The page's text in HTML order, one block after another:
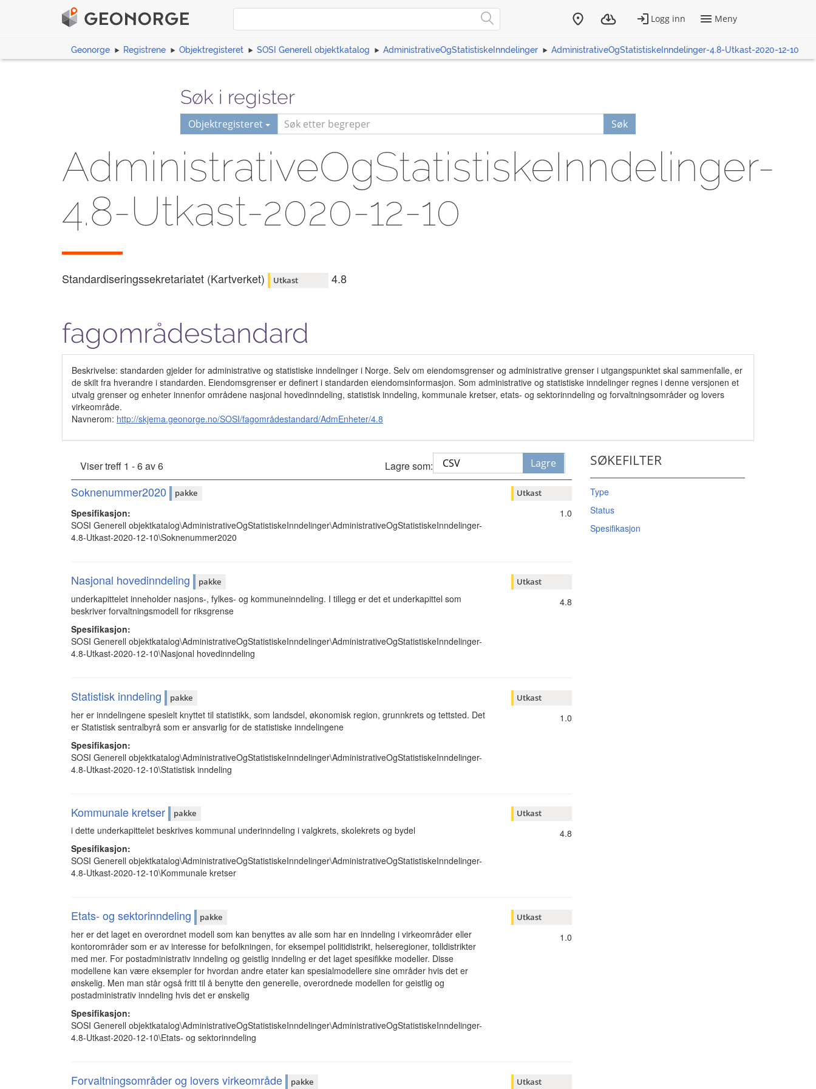
Geonorge Registrene Objektregisteret SOSI Generell objektkatalog AdministrativeOgStatistiskeInndelinger AdministrativeOgStatistiskeInndelinger-4.8-Utkast-2020-12-10
Søk i register
Objektregisteret Søk
AdministrativeOgStatistiskeInndelinger-
4.8-Utkast-2020-12-10
Standardiseringssekretariatet (Kartverket) Utkast 4.8
fagområdestandard
Beskrivelse: standarden gjelder for administrative og statistiske inndelinger i Norge. Selv om eiendomsgrenser og administrative grenser i utgangspunktet skal sammenfalle, er
de skilt fra hverandre i standarden. Eiendomsgrenser er definert i standarden eiendomsinformasjon. Som administrative og statistiske inndelinger regnes i denne versjonen et
utvalg grenser og enheter innenfor områdene nasjonal hovedinndeling, statistisk inndeling, kommunale kretser, etats- og sektorinndeling og forvaltningsområder og lovers
virkeområde.
Navnerom: http://skjema.geonorge.no/SOSI/fagområdestandard/AdmEnheter/4.8
Viser treff 1 - 6 av 6 Lagre som: Lagre
Soknenummer2020 pakke
Spesifikasjon:
SOSI Generell objektkatalog\AdministrativeOgStatistiskeInndelinger\AdministrativeOgStatistiskeInndelinger-
4.8-Utkast-2020-12-10\Soknenummer2020
Utkast
1.0
Nasjonal hovedinndeling pakke
underkapittelet inneholder nasjons-, fylkes- og kommuneinndeling. I tillegg er det et underkapittel som
beskriver forvaltningsmodell for riksgrense
Spesifikasjon:
SOSI Generell objektkatalog\AdministrativeOgStatistiskeInndelinger\AdministrativeOgStatistiskeInndelinger-
4.8-Utkast-2020-12-10\Nasjonal hovedinndeling
Utkast
4.8
Statistisk inndeling pakke
her er inndelingene spesielt knyttet til statistikk, som landsdel, økonomisk region, grunnkrets og tettsted. Det
er Statistisk sentralbyrå som er ansvarlig for de statistiske inndelingene
Spesifikasjon:
SOSI Generell objektkatalog\AdministrativeOgStatistiskeInndelinger\AdministrativeOgStatistiskeInndelinger-
4.8-Utkast-2020-12-10\Statistisk inndeling
Utkast
1.0
Kommunale kretser pakke
i dette underkapittelet beskrives kommunal underinndeling i valgkrets, skolekrets og bydel
Spesifikasjon:
SOSI Generell objektkatalog\AdministrativeOgStatistiskeInndelinger\AdministrativeOgStatistiskeInndelinger-
4.8-Utkast-2020-12-10\Kommunale kretser
Utkast
4.8
Etats- og sektorinndeling pakke
her er det laget en overordnet modell som kan benyttes av alle som har en inndeling i virkeområder eller
kontorområder som er av interesse for befolkningen, for eksempel politidistrikt, helseregioner, tolldistrikter
med mer. For postadministrativ inndeling og geistlig inndeling er det laget spesifikke modeller. Disse
modellene kan være eksempler for hvordan andre etater kan spesialmodellere sine områder hvis det er
ønskelig. Men man står også fritt til å benytte den generelle, overordnede modellen for geistlig og
postadministrativ inndeling hvis det er ønskelig
Spesifikasjon:
SOSI Generell objektkatalog\AdministrativeOgStatistiskeInndelinger\AdministrativeOgStatistiskeInndelinger-
4.8-Utkast-2020-12-10\Etats- og sektorinndeling
Utkast
1.0
Forvaltningsområder og lovers virkeområde pakke Utkast
SØKEFILTER
Type
Status
Spesifikasjon